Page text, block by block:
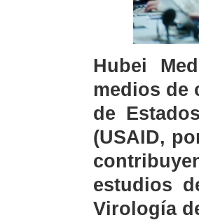
Hubei
medios de
de
(USAID,
estudios
Virología